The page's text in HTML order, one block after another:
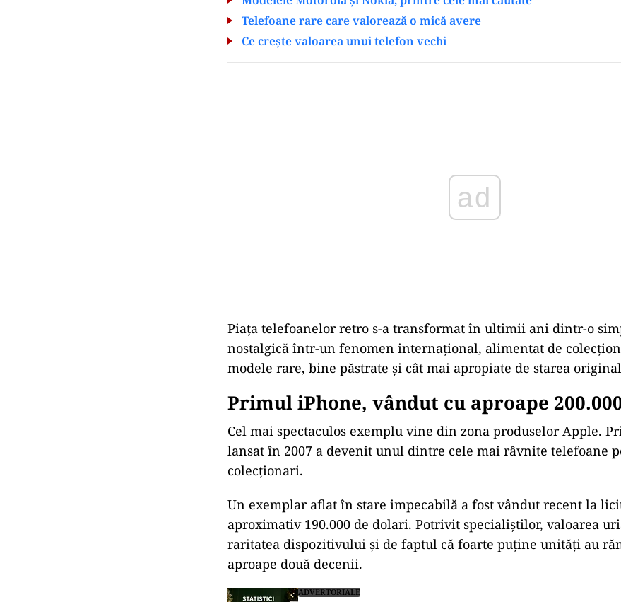
Telefoane rare care valorează o mică avere
Ce crește valoarea unui telefon vechi
ad
Piața telefoanelor retro s-a transformat în ultimii ani dintr-o
nostalgică într-un fenomen internațional, alimentat de
modele rare, bine păstrate și cât mai apropiate de starea
Primul iPhone, vândut cu aproape
Cel mai spectaculos exemplu vine din zona produselor Apple.
lansat în 2007 a devenit unul dintre cele mai râvnite telefoane
colecționari.
Un exemplar aflat în stare impecabilă a fost vândut recent la
aproximativ 190.000 de dolari. Potrivit specialiștilor, valoarea
raritatea dispozitivului și de faptul că foarte puține unități au
aproape două decenii.
ADVERTORIALE